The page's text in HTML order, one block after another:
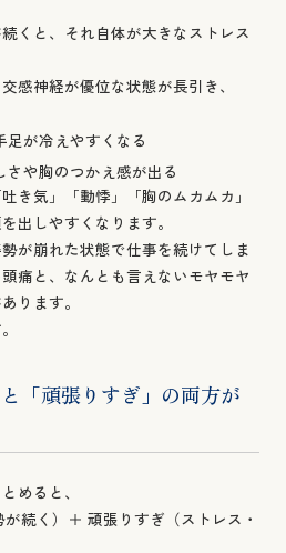
くと、それ自体が大きなストレス
感神経が優位な状態が長引き、
が冷えやすくなる
や胸のつかえ感が出る
き気」「動悸」「胸のムカムカ」
出しやすくなります。
が崩れた状態で仕事を続けてしま
痛と、なんとも言えないモヤモヤ
ります。
「頑張りすぎ」の両方が
めると、
続く）＋ 頑張りすぎ（ストレス・